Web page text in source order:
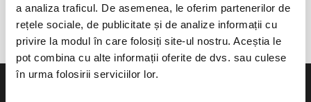
a analiza traficul. De asemenea, le oferim partenerilor de
rețele sociale, de publicitate și de analize informații cu
privire la modul în care folosiți site-ul nostru. Aceștia le
pot combina cu alte informații oferite de dvs. sau culese
în urma folosirii serviciilor lor.
Carta